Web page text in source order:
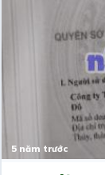
5 năm trước